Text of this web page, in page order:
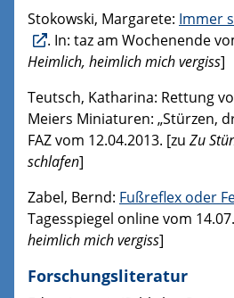
Stokowski, Margarete: Immer
. In: taz am Wochenende
Heimlich, heimlich mich vergiss]
Teutsch, Katharina: Rettung
Meiers Miniaturen: „Stürzen,
FAZ vom 12.04.2013. [zu Zu
schlafen]
Zabel, Bernd: Fußreflex oder
Tagesspiegel online vom
heimlich mich vergiss]
Forschungsliteratur